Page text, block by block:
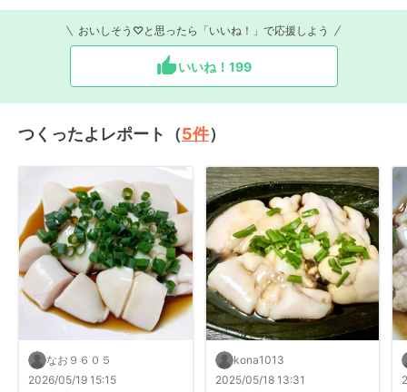
おいしそう♡と思ったら「いいね！」で応援しよう
いいね！ 199
つくったよレポート（5件）
なお９６０５
2026/05/19 15:15
kona1013
2025/05/18 13:31